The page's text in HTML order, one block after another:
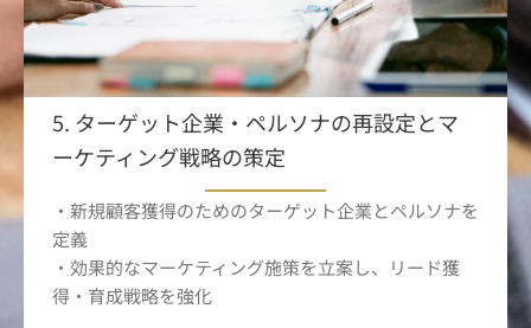
5. ターゲット企業・ペルソナの再設定とマ
ーケティング戦略の策定
・新規顧客獲得のためのターゲット企業とペルソナを
定義
・効果的なマーケティング施策を立案し、リード獲
得・育成戦略を強化